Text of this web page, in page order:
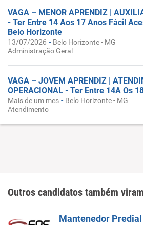
VAGA – MENOR APRENDIZ |
- Ter Entre 14 Aos 17 Anos Fácil
Belo Horizonte
13/07/2026 - Belo Horizonte - MG
Administração Geral
VAGA – JOVEM APRENDIZ |
OPERACIONAL - Ter Entre 14A Os
Mais de um mes - Belo Horizonte - MG
Atendimento
Outros candidatos também viram
Mantenedor